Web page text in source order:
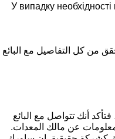
У випадку
من كل التفاصيل مع البائع
أنك تتواصل مع البائع
عن مالك المعدات.